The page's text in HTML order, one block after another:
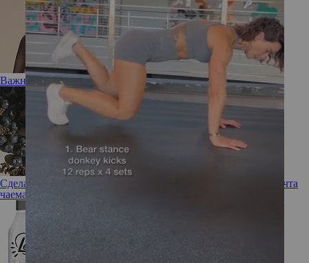
Важный вопрос: Нужен ли вашей коже тоник?
Сделано с любовью: новый бьюти-бренд Love Tea Art — мечта
чаемана